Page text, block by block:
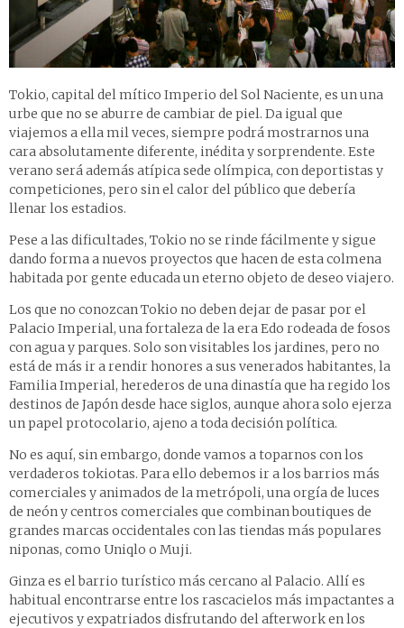
Tokio, capital del mítico Imperio del Sol Naciente, es un una
urbe que no se aburre de cambiar de piel. Da igual que
viajemos a ella mil veces, siempre podrá mostrarnos una
cara absolutamente diferente, inédita y sorprendente. Este
verano será además atípica sede olímpica, con deportistas y
competiciones, pero sin el calor del público que debería
llenar los estadios.
Pese a las dificultades, Tokio no se rinde fácilmente y sigue
dando forma a nuevos proyectos que hacen de esta colmena
habitada por gente educada un eterno objeto de deseo viajero.
Los que no conozcan Tokio no deben dejar de pasar por el
Palacio Imperial, una fortaleza de la era Edo rodeada de fosos
con agua y parques. Solo son visitables los jardines, pero no
está de más ir a rendir honores a sus venerados habitantes, la
Familia Imperial, herederos de una dinastía que ha regido los
destinos de Japón desde hace siglos, aunque ahora solo ejerza
un papel protocolario, ajeno a toda decisión política.
No es aquí, sin embargo, donde vamos a toparnos con los
verdaderos tokiotas. Para ello debemos ir a los barrios más
comerciales y animados de la metrópoli, una orgía de luces
de neón y centros comerciales que combinan boutiques de
grandes marcas occidentales con las tiendas más populares
niponas, como Uniqlo o Muji.
Ginza es el barrio turístico más cercano al Palacio. Allí es
habitual encontrarse entre los rascacielos más impactantes a
ejecutivos y expatriados disfrutando del afterwork en los